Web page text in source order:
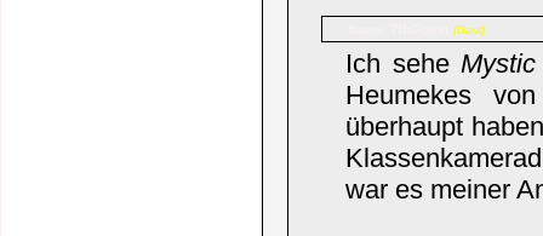
(Gast)
Ich sehe
Heumekes
überhaupt
war es meiner